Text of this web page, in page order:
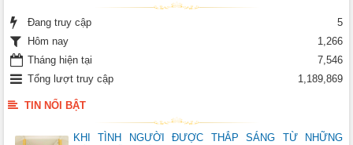
Đang truy cập
5
Hôm nay
1,266
Tháng hiện tại
7,546
Tổng lượt truy cập
1,189,869
TIN NỔI BẬT
KHI TÌNH NGƯỜI ĐƯỢC THẮP SÁNG TỪ NHỮNG